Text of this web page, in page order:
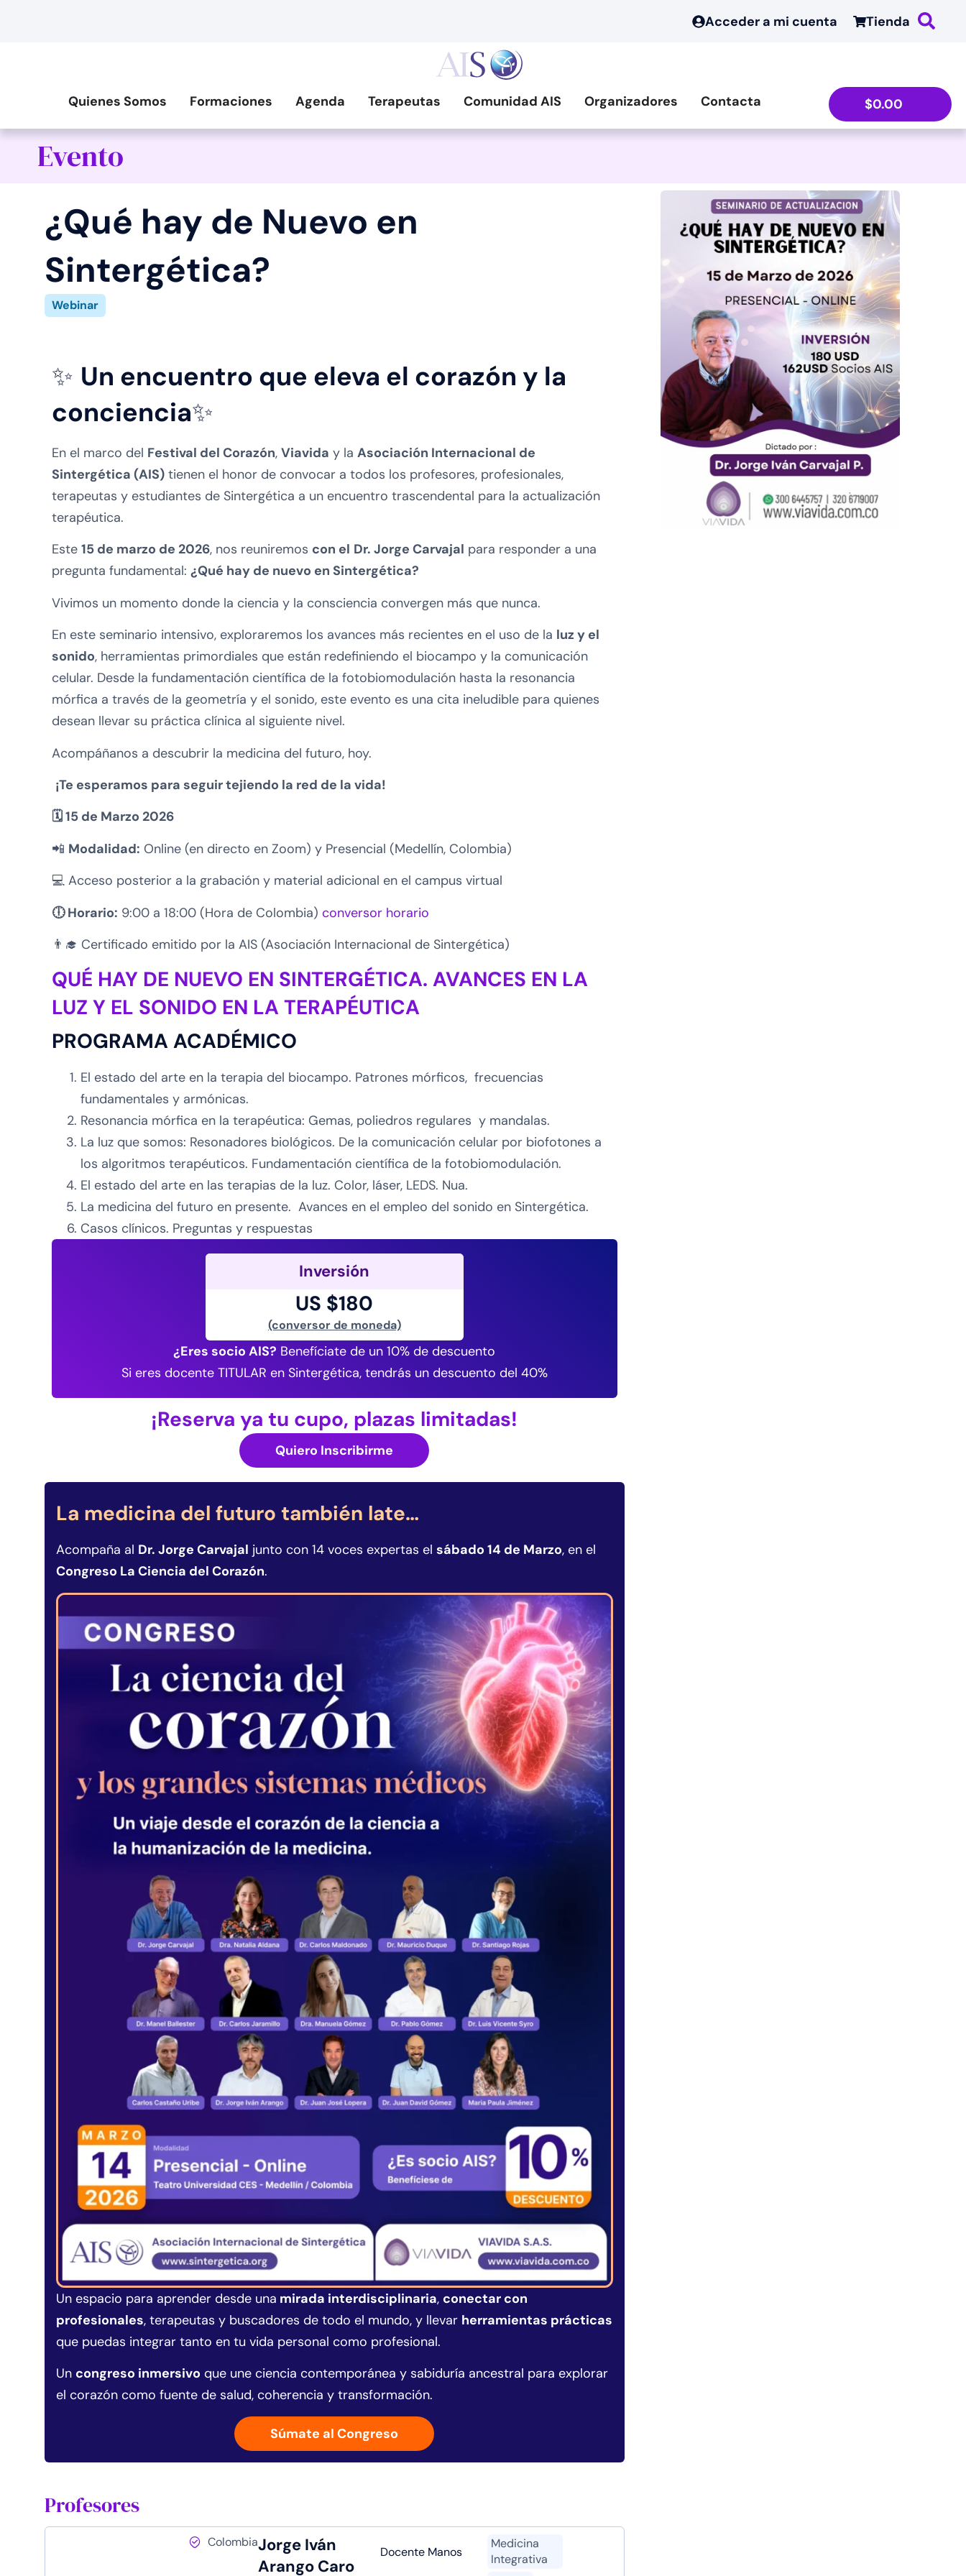
Acceder a mi cuenta Tienda
Quienes Somos Formaciones Agenda Terapeutas Comunidad AIS Organizadores Contacta $0.00
Evento
¿Qué hay de Nuevo en
Sintergética?
Webinar
✨ Un encuentro que eleva el corazón y la
conciencia✨
En el marco del Festival del Corazón, Viavida y la Asociación Internacional de
Sintergética (AIS) tienen el honor de convocar a todos los profesores, profesionales,
terapeutas y estudiantes de Sintergética a un encuentro trascendental para la actualización
terapéutica.
Este 15 de marzo de 2026, nos reuniremos con el Dr. Jorge Carvajal para responder a una
pregunta fundamental: ¿Qué hay de nuevo en Sintergética?
Vivimos un momento donde la ciencia y la consciencia convergen más que nunca.
En este seminario intensivo, exploraremos los avances más recientes en el uso de la luz y el
sonido, herramientas primordiales que están redefiniendo el biocampo y la comunicación
celular. Desde la fundamentación científica de la fotobiomodulación hasta la resonancia
mórfica a través de la geometría y el sonido, este evento es una cita ineludible para quienes
desean llevar su práctica clínica al siguiente nivel.
Acompáñanos a descubrir la medicina del futuro, hoy.
¡Te esperamos para seguir tejiendo la red de la vida!
🗓️ 15 de Marzo 2026
📲 Modalidad: Online (en directo en Zoom) y Presencial (Medellín, Colombia)
💻 Acceso posterior a la grabación y material adicional en el campus virtual
🕕 Horario: 9:00 a 18:00 (Hora de Colombia) conversor horario
👨‍🎓 Certificado emitido por la AIS (Asociación Internacional de Sintergética)
QUÉ HAY DE NUEVO EN SINTERGÉTICA. AVANCES EN LA
LUZ Y EL SONIDO EN LA TERAPÉUTICA
PROGRAMA ACADÉMICO
El estado del arte en la terapia del biocampo. Patrones mórficos, frecuencias
fundamentales y armónicas.
Resonancia mórfica en la terapéutica: Gemas, poliedros regulares y mandalas.
La luz que somos: Resonadores biológicos. De la comunicación celular por biofotones a
los algoritmos terapéuticos. Fundamentación científica de la fotobiomodulación.
El estado del arte en las terapias de la luz. Color, láser, LEDS. Nua.
La medicina del futuro en presente. Avances en el empleo del sonido en Sintergética.
Casos clínicos. Preguntas y respuestas
Inversión
US $180
(conversor de moneda)
¿Eres socio AIS? Benefíciate de un 10% de descuento
Si eres docente TITULAR en Sintergética, tendrás un descuento del 40%
¡Reserva ya tu cupo, plazas limitadas!
Quiero Inscribirme
La medicina del futuro también late…
Acompaña al Dr. Jorge Carvajal junto con 14 voces expertas el sábado 14 de Marzo, en el
Congreso La Ciencia del Corazón.
Un espacio para aprender desde una mirada interdisciplinaria, conectar con
profesionales, terapeutas y buscadores de todo el mundo, y llevar herramientas prácticas
que puedas integrar tanto en tu vida personal como profesional.
Un congreso inmersivo que une ciencia contemporánea y sabiduría ancestral para explorar
el corazón como fuente de salud, coherencia y transformación.
Súmate al Congreso
Profesores
ColombiaJorge Iván
Arango Caro
Docente Manos
Medicina
Integrativa